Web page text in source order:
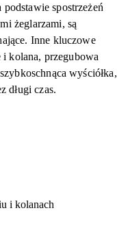
spostrzeżeń
żeglarzami, są
Inne kluczowe
kolana, przegubowa
wyściółka,
długi czas.
i kolanach